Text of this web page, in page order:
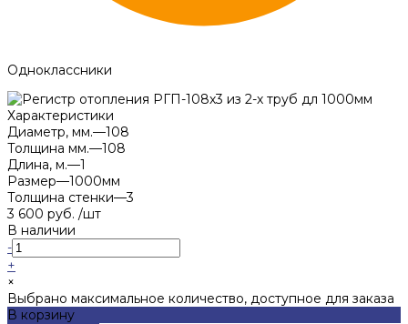
Одноклассники
Характеристики
Диаметр, мм.—108
Толщина мм.—108
Длина, м.—1
Размер—1000мм
Толщина стенки—3
3 600 руб. /шт
В наличии
-
+
×
Выбрано максимальное количество, доступное для заказа
В корзину